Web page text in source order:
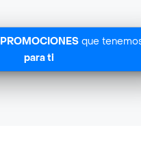
PROMOCIONES que
para ti